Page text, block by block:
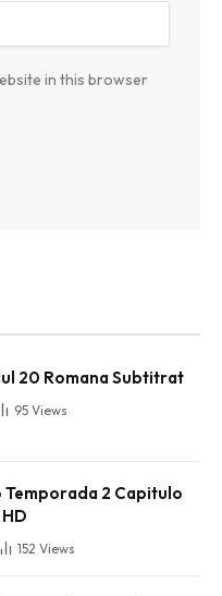
in this browser
20 Romana Subtitrat
95 Views
Temporada 2 Capitulo
152 Views